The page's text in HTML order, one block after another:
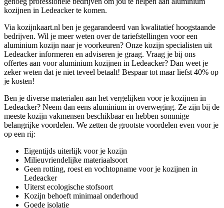
kozijnen in Ledeacker te komen.
Via kozijnkaart.nl ben je gegarandeerd van kwalitatief hoogstaande
bedrijven. Wil je meer weten over de tariefstellingen voor een
aluminium kozijn naar je voorkeuren? Onze kozijn specialisten uit
Ledeacker informeren en adviseren je graag. Vraag je bij ons
offertes aan voor aluminium kozijnen in Ledeacker? Dan weet je
zeker weten dat je niet teveel betaalt! Bespaar tot maar liefst 40% op
je kosten!
Ben je diverse materialen aan het vergelijken voor je kozijnen in
Ledeacker? Neem dan eens aluminium in overweging. Ze zijn bij de
meeste kozijn vakmensen beschikbaar en hebben sommige
belangrijke voordelen. We zetten de grootste voordelen even voor je
op een rij:
Eigentijds uiterlijk voor je kozijn
Milieuvriendelijke materiaalsoort
Geen rotting, roest en vochtopname voor je kozijnen in
Ledeacker
Uiterst ecologische stofsoort
Kozijn behoeft minimaal onderhoud
Goede isolatie